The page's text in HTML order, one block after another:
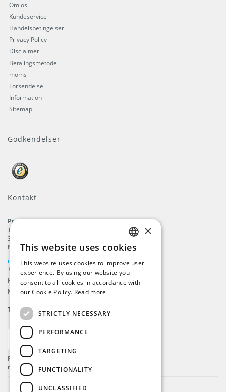
Om os
Kundeservice
Handelsbetingelser
Privacy Policy
Disclaimer
Betalingsmetode
moms
Forsendelse
Information
Sitemap
Godkendelser
Kontakt
ProFlags B.V.
Tilbury 8
3897 AC
Nederlandene
info@beachflags.com
+31 (0) 85 401 4648
Handelskammer: 92559840
Momsnummer: NL866099657B01
Tilmeld dig voresNyhedsbrev
Registrer dig og få de seneste nyheder og meget
mere!
ENGLISH
DUTCH
GERMAN
×
This website uses cookies
This website uses cookies to improve user
experience. By using our website you
consent to all cookies in accordance with
our Cookie Policy. Read more
STRICTLY NECESSARY
PERFORMANCE
TARGETING
FUNCTIONALITY
UNCLASSIFIED